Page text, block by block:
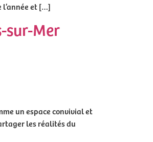
l’année et […]
sur-Mer
un espace convivial et
les réalités du